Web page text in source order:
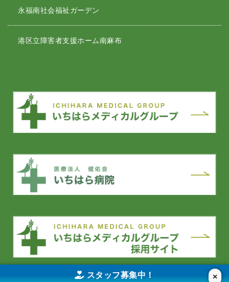
×
スタッフ募集中！
永福南社会福祉ガーデン
港区立障害者支援ホーム南麻布
YouTube